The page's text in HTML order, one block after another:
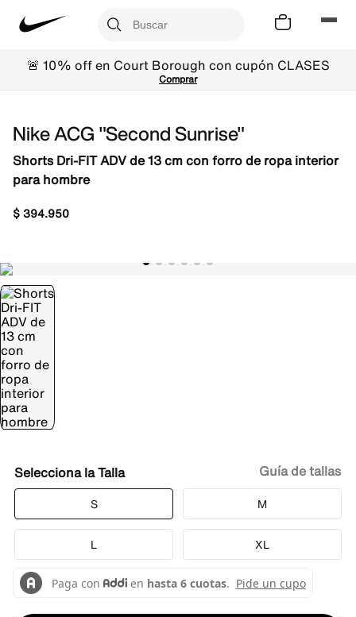
🚨 10% off en Court Borough con cupón CLASES
Comprar
Nike ACG "Second Sunrise"
Shorts Dri-FIT ADV de 13 cm con forro de ropa interior
para hombre
$394.950
Talla
S M
L XL
Guía de tallas